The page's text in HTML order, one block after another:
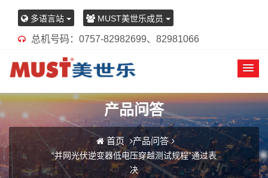
多语言站 MUST美世乐成员
总机号码：0757-82982699、82981066
产品问答
首页 产品问答
“并网光伏逆变器低电压穿越测试规程”通过表
决